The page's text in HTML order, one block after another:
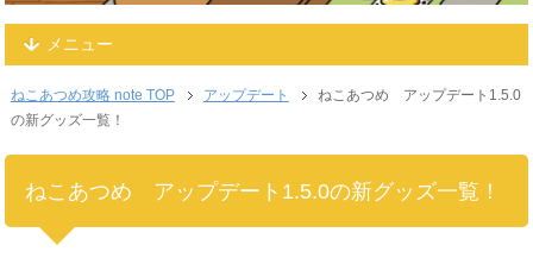
メニュー
ねこあつめ攻略 note TOP アップデート
ねこあつめ アップデート1.5.0
の新グッズ一覧！
ねこあつめ アップデート1.5.0の新グッズ一覧！